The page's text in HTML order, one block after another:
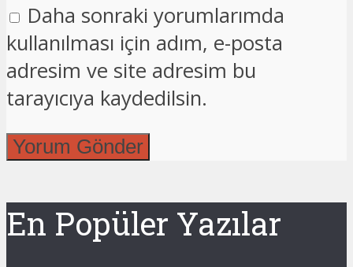
Daha sonraki yorumlarımda
kullanılması için adım, e-posta
adresim ve site adresim bu
tarayıcıya kaydedilsin.
En Popüler Yazılar